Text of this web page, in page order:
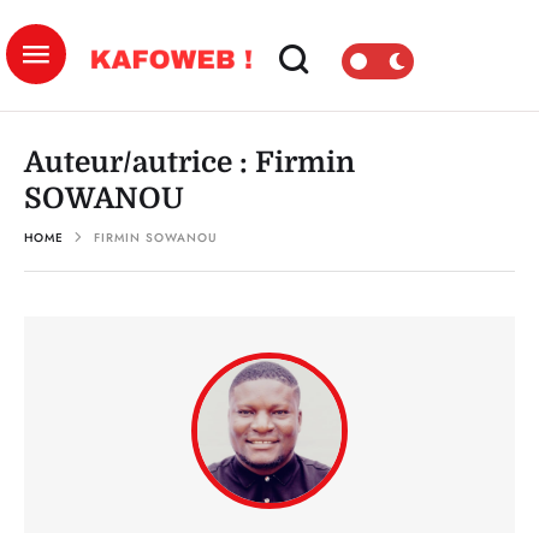
Auteur/autrice : Firmin
SOWANOU
HOME FIRMIN SOWANOU